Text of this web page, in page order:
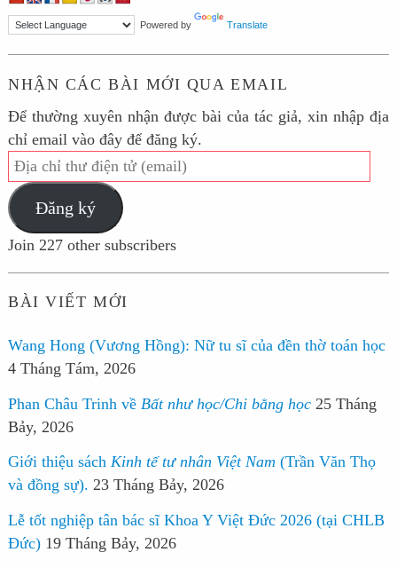
Powered by Translate
NHẬN CÁC BÀI MỚI QUA EMAIL
Để thường xuyên nhận được bài của tác giả, xin nhập địa
chỉ email vào đây để đăng ký.
Địa
chỉ
thư
điện
tử
(email)
Đăng ký
Join 227 other subscribers
BÀI VIẾT MỚI
Wang Hong (Vương Hồng): Nữ tu sĩ của đền thờ toán học
4 Tháng Tám, 2026
Phan Châu Trinh về Bất như học/Chi bằng học 25 Tháng
Bảy, 2026
Giới thiệu sách Kinh tế tư nhân Việt Nam (Trần Văn Thọ
và đồng sự). 23 Tháng Bảy, 2026
Lễ tốt nghiệp tân bác sĩ Khoa Y Việt Đức 2026 (tại CHLB
Đức) 19 Tháng Bảy, 2026